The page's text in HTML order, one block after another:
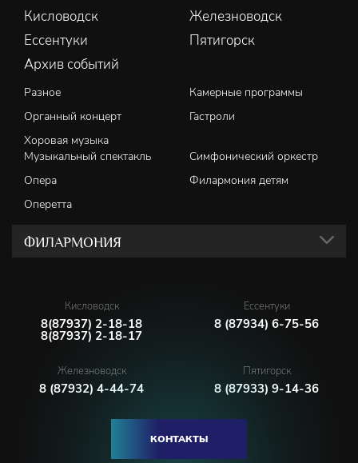
Кисловодск
Железноводск
Ессентуки
Пятигорск
Архив событий
Разное
Камерные программы
Органный концерт
Гастроли
Хоровая музыка
Музыкальный спектакль
Симфонический оркестр
Опера
Филармония детям
Оперетта
ФИЛАРМОНИЯ
Кисловодск
8(87937) 2-18-18
8(87937) 2-18-17
Ессентуки
8 (87934) 6-75-56
Железноводск
8 (87932) 4-44-74
Пятигорск
8 (87933) 9-14-36
КОНТАКТЫ